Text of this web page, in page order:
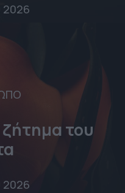
2026
του
2026